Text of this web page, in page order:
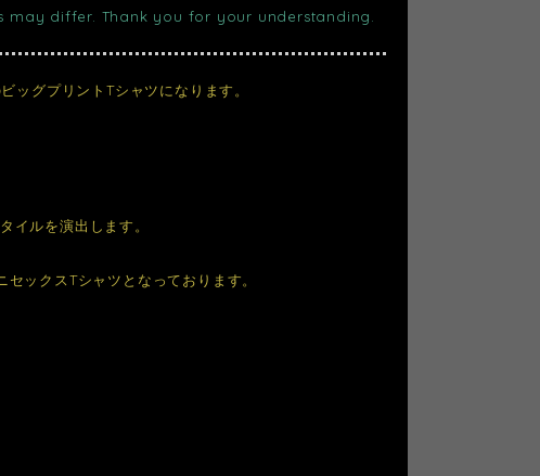
differ. Thank you for your understanding.
ッグプリントTシャツになります。
イルを演出します。
ックスTシャツとなっております。